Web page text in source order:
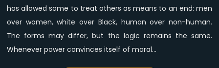
has allowed some to treat others as means to an end: men
over women, white over Black, human over non-human.
The forms may differ, but the logic remains the same.
Whenever power convinces itself of moral…